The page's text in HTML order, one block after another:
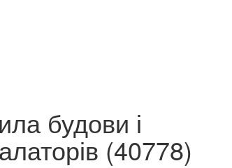
будови і
(40778)